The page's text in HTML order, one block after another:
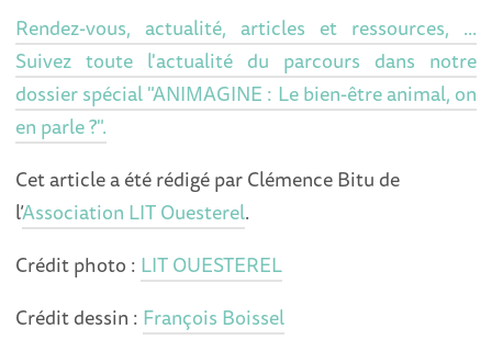
Rendez-vous, actualité, articles et ressources, ...
Suivez toute l'actualité du parcours dans notre
dossier spécial "ANIMAGINE : Le bien-être animal, on
en parle ?".
Cet article a été rédigé par Clémence Bitu de
l’Association LIT Ouesterel.
Crédit photo : LIT OUESTEREL
Crédit dessin : François Boissel